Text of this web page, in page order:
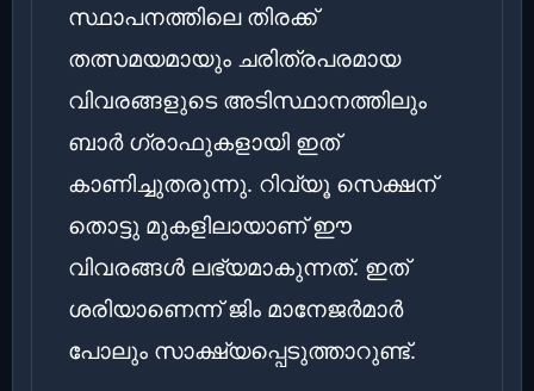
സ്ഥാപനത്തിലെ തിരക്ക്
തത്സമയമായും ചരിത്രപരമായ
വിവരങ്ങളുടെ അടിസ്ഥാനത്തിലും
ബാർ ഗ്രാഫുകളായി ഇത്
കാണിച്ചുതരുന്നു. റിവ്യൂ സെക്ഷന്
തൊട്ടു മുകളിലായാണ് ഈ
വിവരങ്ങൾ ലഭ്യമാകുന്നത്. ഇത്
ശരിയാണെന്ന് ജിം മാനേജർമാർ
പോലും സാക്ഷ്യപ്പെടുത്താറുണ്ട്.